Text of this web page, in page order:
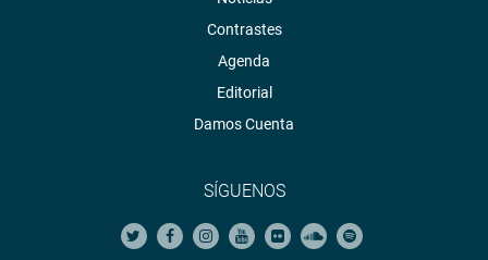
Contrastes
Agenda
Editorial
Damos Cuenta
SÍGUENOS